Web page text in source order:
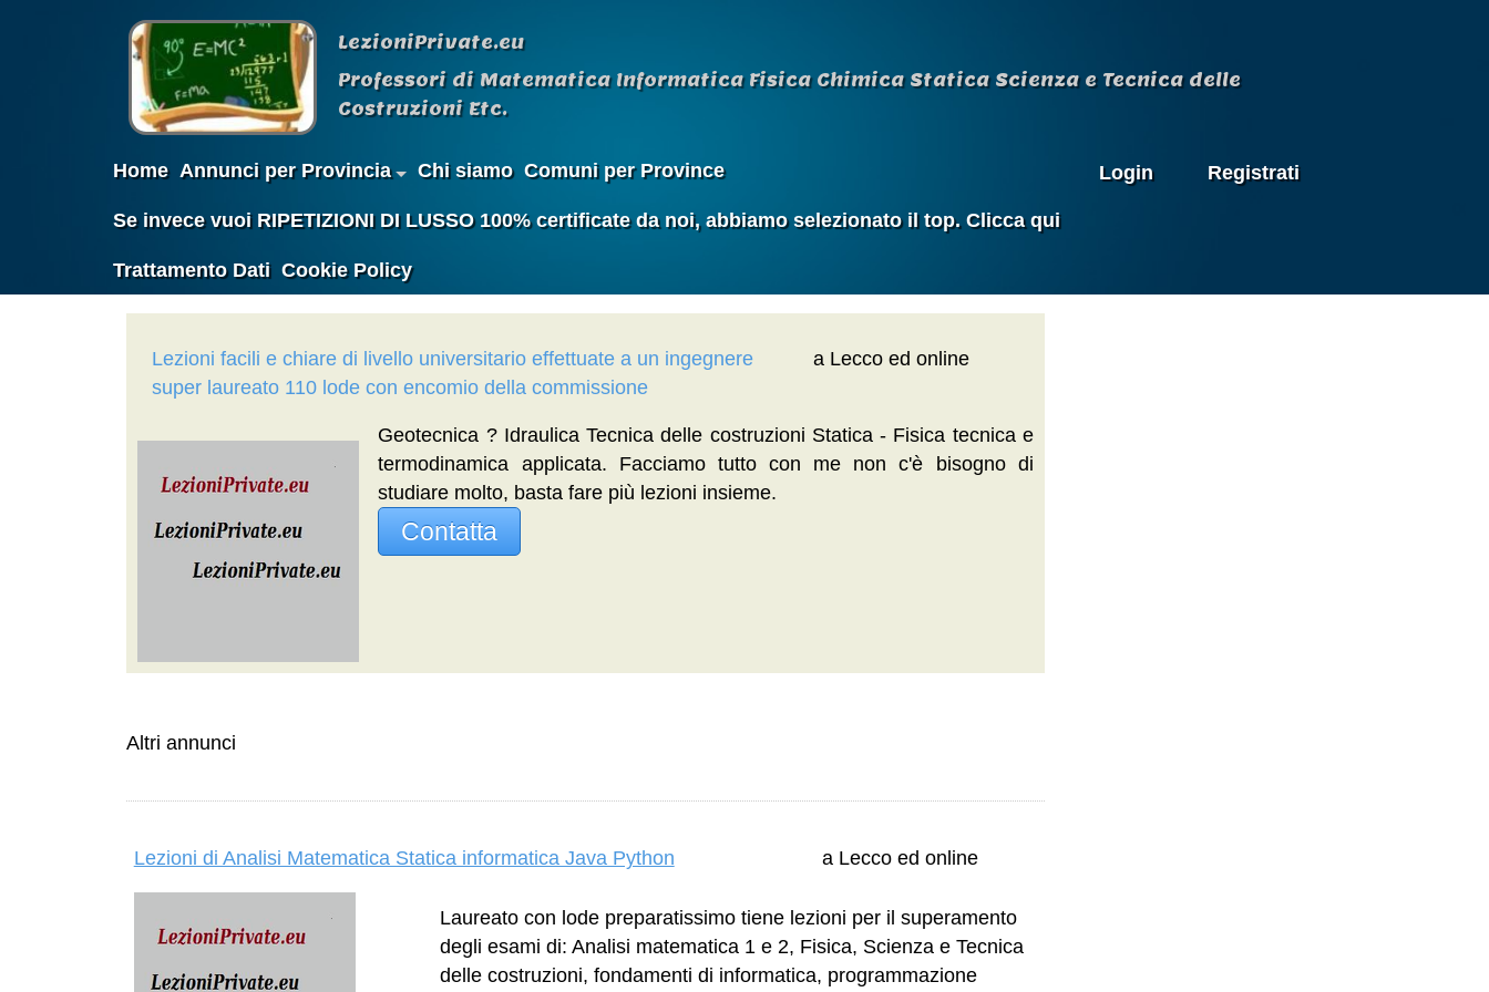
LezioniPrivate.eu
Professori di Matematica Informatica Fisica Chimica Statica Scienza e Tecnica delle
Costruzioni Etc.
Home Annunci per Provincia Chi siamo Comuni per Province
Se invece vuoi RIPETIZIONI DI LUSSO 100% certificate da noi, abbiamo selezionato il top. Clicca qui
Trattamento Dati Cookie Policy
Login Registrati
Lezioni facili e chiare di livello universitario effettuate a un ingegnere
super laureato 110 lode con encomio della commissione
a Lecco ed online
Geotecnica ? Idraulica Tecnica delle costruzioni Statica - Fisica tecnica e
termodinamica applicata. Facciamo tutto con me non c'è bisogno di
studiare molto, basta fare più lezioni insieme.
Contatta
Altri annunci
Lezioni di Analisi Matematica Statica informatica Java Python a Lecco ed online
Laureato con lode preparatissimo tiene lezioni per il superamento
degli esami di: Analisi matematica 1 e 2, Fisica, Scienza e Tecnica
delle costruzioni, fondamenti di informatica, programmazione